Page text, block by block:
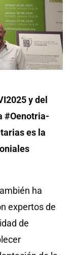
y del
#Oenotria-
es la
ha
expertos de
de